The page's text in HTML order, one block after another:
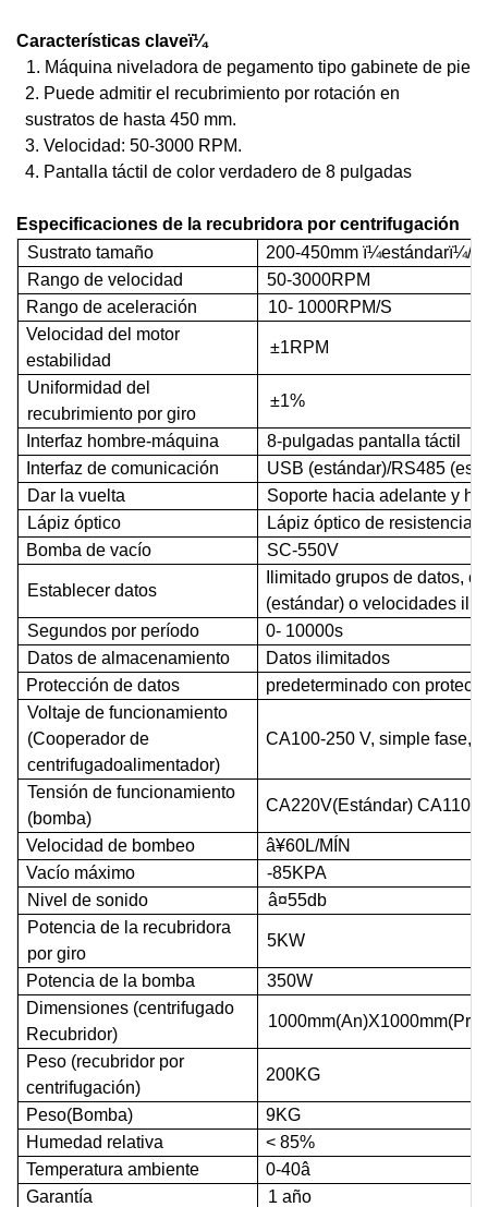
Características claveï¼
1. Máquina niveladora de pegamento tipo gabinete de pie
2. Puede admitir el recubrimiento por rotación en
sustratos de hasta 450 mm.
3. Velocidad: 50-3000 RPM.
4. Pantalla táctil de color verdadero de 8 pulgadas
Especificaciones de la recubridora por centrifugación
Sustrato tamaño 200-450mm ï¼estándarï¼/
Rango de velocidad
50-3000RPM
Rango de aceleración
10- 1000RPM/S
Velocidad del motor
estabilidad
±1RPM
Uniformidad del
recubrimiento por giro
±1%
Interfaz hombre-máquina 8-pulgadas pantalla táctil
Interfaz de comunicación
USB (estándar)/RS485 (
Dar la vuelta
Soporte hacia adelante y
Lápiz óptico
Lápiz óptico de resistencia
Bomba de vacío
SC-550V
Establecer datos
Ilimitado grupos de datos,
(estándar) o velocidades
Segundos por período
0- 10000s
Datos de almacenamiento
Datos ilimitados
Protección de datos
predeterminado con
Voltaje de funcionamiento
(Cooperador de
centrifugadoalimentador)
CA100-250 V,simple fase,
Tensión de funcionamiento
(bomba)
CA220V(Estándar)CA110V(
Velocidad de bombeo â¥60L/MÍN
Vacío máximo
-85KPA
Nivel de sonido
â¤55db
Potencia de la recubridora
por giro
5KW
Potencia de la bomba
350W
Dimensiones (centrifugado
Recubridor)
1000mm(An)X1000mm
Peso (recubridor por
centrifugación)
200KG
Peso(Bomba) 9KG
Humedad relativa
< 85%
Temperatura ambiente
0-40â
Garantía
1 año